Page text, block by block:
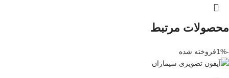
محصولات مرتبط
-1% فروخته شده